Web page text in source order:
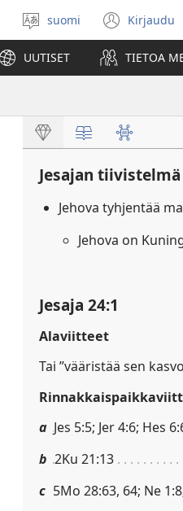
Valitse
kieli
suomi Kirjaudu
(avaa
uuden
UUTISET TIETOA
Jesajan tiivistelmä
Jehova tyhjentää
Jehova on
Jesaja 24:1
Alaviitteet
Tai ”vääristää sen
a Jes 5:5; Jer 4:6; Hes
b 2Ku 21:13
c 5Mo 28:63, 64; Ne